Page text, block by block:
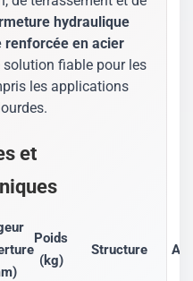
hydraulique
renforcée en acier
solution fiable pour les
les applications
et
Poids
(kg)
Structure